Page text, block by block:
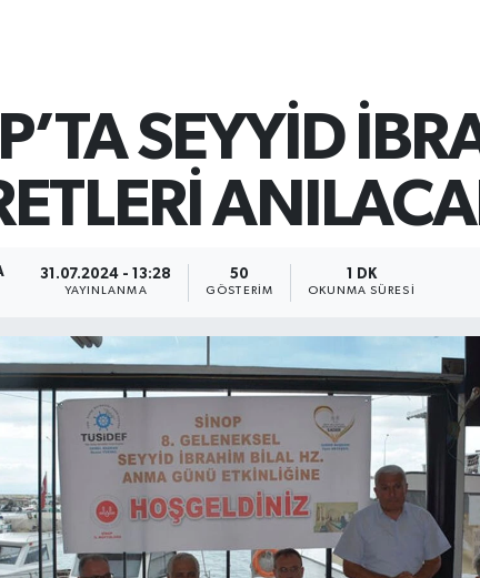
SEYYİD
31.07.2024 - 13:28
YAYINLANMA
50
GÖSTERIM
1 DK
OKUNMA SÜRESI